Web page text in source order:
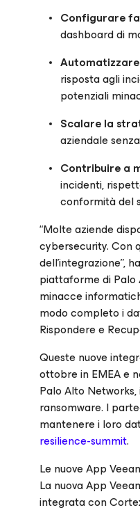
Configurare
dashboard di
risposta agli
potenziali
Scalare la
aziendale
Contribuire a
incidenti,
conformità del
“Molte aziende
cybersecurity. Con
dell'integrazione”,
piattaforme di Palo
minacce
modo completo i
Rispondere e
Queste nuove
ottobre in EMEA e
Palo Alto
ransomware. I
mantenere i loro
resilience-summit.
Le nuove App
La nuova App
integrata con